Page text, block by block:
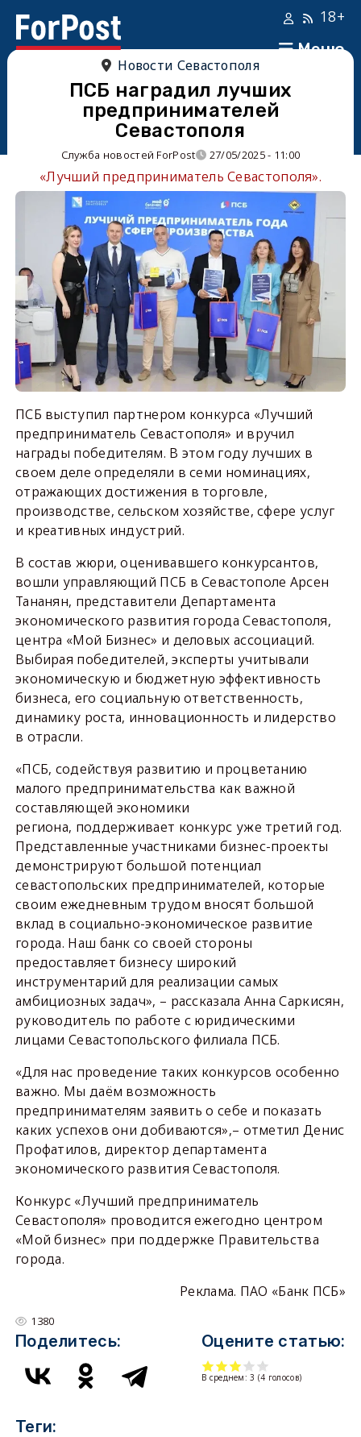
Меню
18+
Новости Севастополя
ПСБ наградил лучших
предпринимателей
Севастополя
Служба новостей ForPost 27/05/2025 - 11:00
«Лучший предприниматель Севастополя».
ПСБ выступил партнером конкурса «Лучший
предприниматель Севастополя» и вручил
награды победителям. В этом году лучших в
своем деле определяли в семи номинациях,
отражающих достижения в торговле,
производстве, сельском хозяйстве, сфере услуг
и креативных индустрий.
В состав жюри, оценивавшего конкурсантов,
вошли управляющий ПСБ в Севастополе Арсен
Тананян, представители Департамента
экономического развития города Севастополя,
центра «Мой Бизнес» и деловых ассоциаций.
Выбирая победителей, эксперты учитывали
экономическую и бюджетную эффективность
бизнеса, его социальную ответственность,
динамику роста, инновационность и лидерство
в отрасли.
«ПСБ, содействуя развитию и процветанию
малого предпринимательства как важной
составляющей экономики
региона, поддерживает конкурс уже третий год.
Представленные участниками бизнес-проекты
демонстрируют большой потенциал
севастопольских предпринимателей, которые
своим ежедневным трудом вносят большой
вклад в социально-экономическое развитие
города. Наш банк со своей стороны
предоставляет бизнесу широкий
инструментарий для реализации самых
амбициозных задач», – рассказала Анна Саркисян,
руководитель по работе с юридическими
лицами Севастопольского филиала ПСБ.
«Для нас проведение таких конкурсов особенно
важно. Мы даём возможность
предпринимателям заявить о себе и показать
каких успехов они добиваются»,– отметил Денис
Профатилов, директор департамента
экономического развития Севастополя.
Конкурс «Лучший предприниматель
Севастополя» проводится ежегодно центром
«Мой бизнес» при поддержке Правительства
города.
Реклама. ПАО «Банк ПСБ»
1380
Поделитесь: Оцените статью:
В среднем:3 (4 голосов)
Теги: